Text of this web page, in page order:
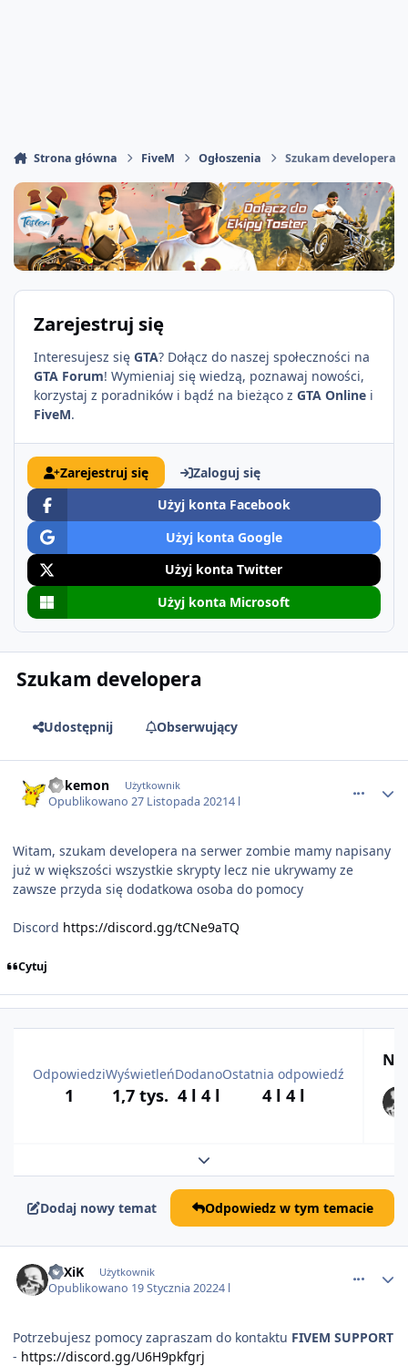
Strona główna FiveM Ogłoszenia Szukam developera
Zarejestruj się
Interesujesz się GTA? Dołącz do naszej społeczności na
GTA Forum! Wymieniaj się wiedzą, poznawaj nowości,
korzystaj z poradników i bądź na bieżąco z GTA Online i
FiveM.
Zarejestruj się
Zaloguj się
Użyj konta Facebook
Użyj konta Google
Użyj konta Twitter
Użyj konta Microsoft
Szukam developera
Udostępnij Obserwujący
Pokemon Użytkownik
Opublikowano27 Listopada 20214 l
Witam, szukam developera na serwer zombie mamy napisany
już w większości wszystkie skrypty lecz nie ukrywamy ze
zawsze przyda się dodatkowa osoba do pomocy
Discord https://discord.gg/tCNe9aTQ
Cytuj
Odpowiedzi
1
Wyświetleń
1,7 tys.
Dodano
4 l 4 l
Ostatnia odpowiedź
4 l 4 l
Rozwiń podsumowanie tematu
Dodaj nowy temat Odpowiedz w tym temacie
FoXiK Użytkownik
Opublikowano 19 Stycznia 20224 l
Potrzebujesz pomocy zapraszam do kontaktu FIVEM SUPPORT
- https://discord.gg/U6H9pkfgrj